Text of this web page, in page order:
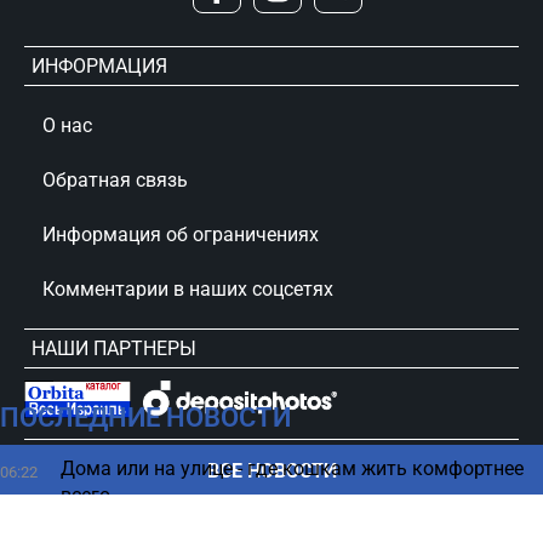
ПОСЛЕДНИЕ НОВОСТИ
06:22
Дома или на улице - где кошкам жить комфортнее
всего
ВСЕ НОВОСТИ
ИНФОРМАЦИЯ
О нас
Обратная связь
Информация об ограничениях
Комментарии в наших соцсетях
НАШИ ПАРТНЕРЫ
сursorinfo.co.il © Все права защищены